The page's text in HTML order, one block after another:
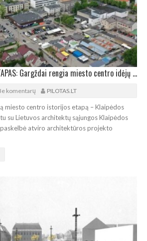
NAUJAS ISTORIJOS ETAPAS: Gargždai rengia miesto centro idėjų konkursą
komentarų PILOTAS.LT
miesto centro istorijos etapą – Klaipėdos
su Lietuvos architektų sąjungos Klaipėdos
paskelbė atviro architektūros projekto